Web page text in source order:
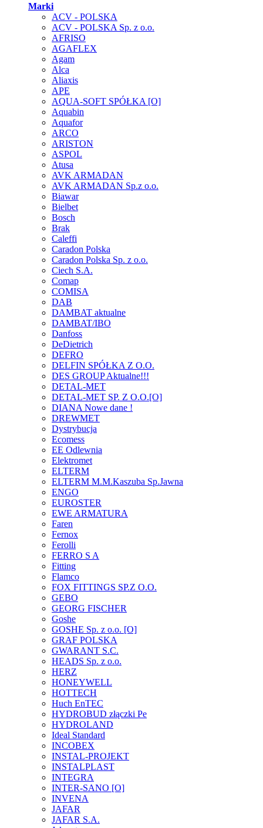
Marki
ACV - POLSKA
ACV - POLSKA Sp. z o.o.
AFRISO
AGAFLEX
Agam
Alca
Aliaxis
APE
AQUA-SOFT SPÓŁKA [O]
Aquabin
Aquafor
ARCO
ARISTON
ASPOL
Atusa
AVK ARMADAN
AVK ARMADAN Sp.z o.o.
Biawar
Bielbet
Bosch
Brak
Caleffi
Caradon Polska
Caradon Polska Sp. z o.o.
Ciech S.A.
Comap
COMISA
DAB
DAMBAT aktualne
DAMBAT/IBO
Danfoss
DeDietrich
DEFRO
DELFIN SPÓŁKA Z O.O.
DES GROUP Aktualne!!!
DETAL-MET
DETAL-MET SP. Z O.O.[O]
DIANA Nowe dane !
DREWMET
Dystrybucja
Ecomess
EE Odlewnia
Elektromet
ELTERM
ELTERM M.M.Kaszuba Sp.Jawna
ENGO
EUROSTER
EWE ARMATURA
Faren
Fernox
Ferolli
FERRO S A
Fitting
Flamco
FOX FITTINGS SP.Z O.O.
GEBO
GEORG FISCHER
Goshe
GOSHE Sp. z o.o. [O]
GRAF POLSKA
GWARANT S.C.
HEADS Sp. z o.o.
HERZ
HONEYWELL
HOTTECH
Huch EnTEC
HYDROBUD złączki Pe
HYDROLAND
Ideal Standard
INCOBEX
INSTAL-PROJEKT
INSTALPLAST
INTEGRA
INTER-SANO [O]
INVENA
JAFAR
JAFAR S.A.